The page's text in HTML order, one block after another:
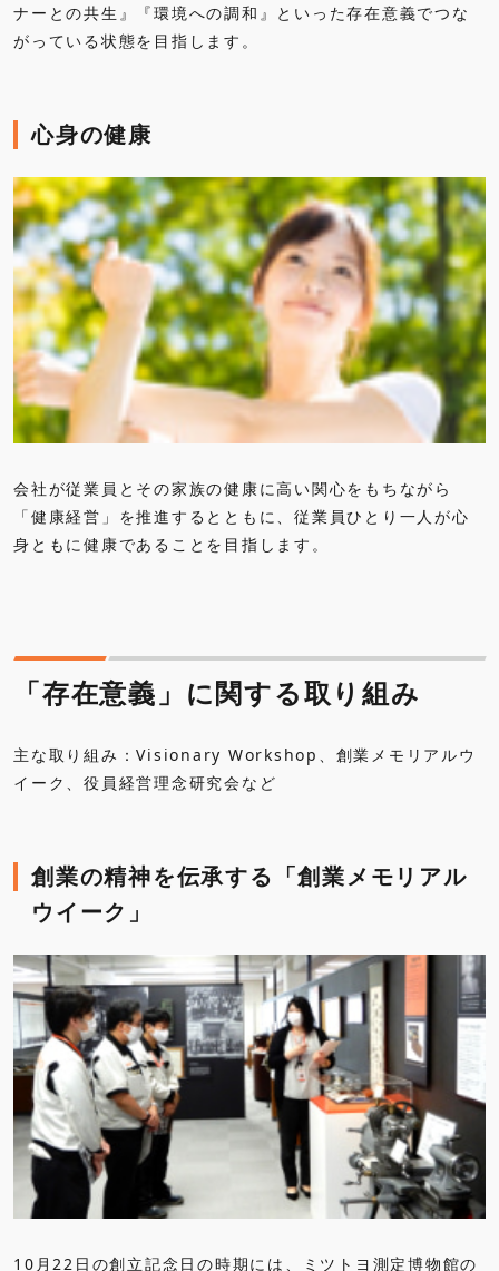
ナーとの共生』『環境への調和』といった存在意義でつな
がっている状態を目指します。
心身の健康
会社が従業員とその家族の健康に高い関心をもちながら
「健康経営」を推進するとともに、従業員ひとり一人が心
身ともに健康であることを目指します。
「存在意義」に関する取り組み
主な取り組み：Visionary Workshop、創業メモリアルウ
イーク、役員経営理念研究会など
創業の精神を伝承する「創業メモリアル
ウイーク」
10月22日の創立記念日の時期には、ミツトヨ測定博物館の